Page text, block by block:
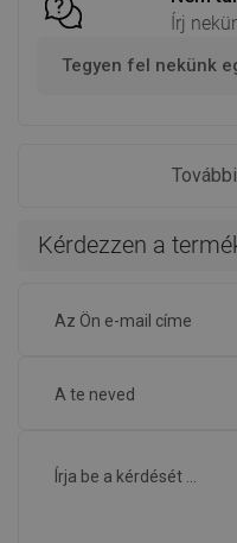
Írj
Tegyen fel nekünk
Kérdezzen a